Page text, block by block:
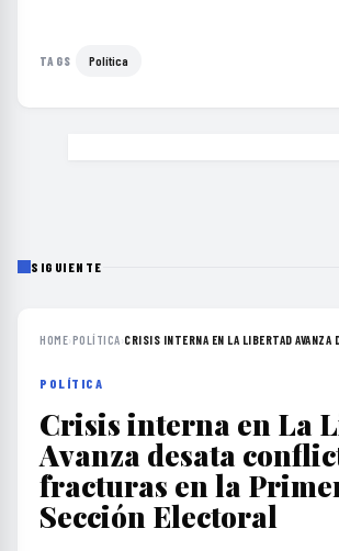
TAGS Política
SIGUIENTE
HOME›POLÍTICA›CRISIS INTERNA EN LA LIBERTAD AVANZA
POLÍTICA
Crisis interna en La
Avanza desata
fracturas en la
Sección Electoral